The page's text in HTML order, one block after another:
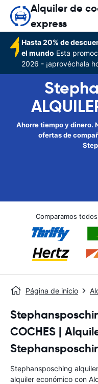
Alquiler de
express
Hasta 20% de
el mundo Esta
2026 - ¡aprovéchala
Ahorre tiempo y dinero.
ofertas de
Comparamos
Página de inicio
COCHES |
Stephansposching
alquiler económico con